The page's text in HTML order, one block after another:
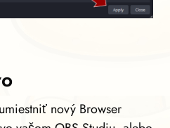
nový Browser